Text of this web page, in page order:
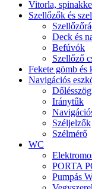
Vitorla,
Szellőzők és
Deck és
Befúvók
Szellőző
Fekete gömb és
Navigációs
Iránytűk
Széljelzők
Szélmérő
WC
PORTA
Pumpás